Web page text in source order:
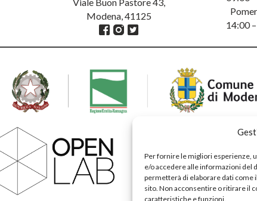
Per fornire le migliori esperienze,
e/o accedere alle informazioni del
permetterà di elaborare dati come
sito. Non acconsentire o ritirare il
caratteristiche e funzioni.
Modena, 41125
14:00